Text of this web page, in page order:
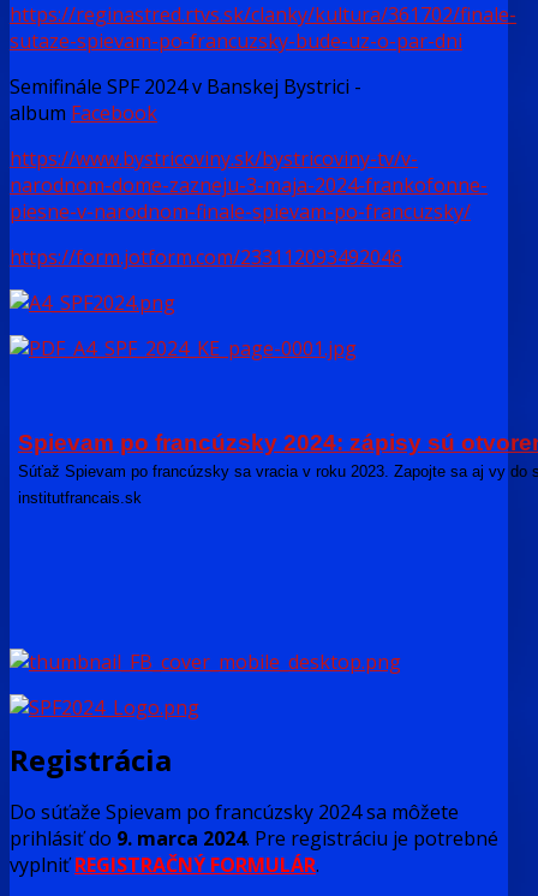
https://reginastred.rtvs.sk/clanky/kultura/361702/finale-
sutaze-spievam-po-francuzsky-bude-uz-o-par-dni
Semifinále SPF 2024 v Banskej Bystrici -
album Facebook
https://www.bystricoviny.sk/bystricoviny-tv/v-
narodnom-dome-zazneju-3-maja-2024-frankofonne-
piesne-v-narodnom-finale-spievam-po-francuzsky/
https://form.jotform.com/233112093492046
Spievam po francúzsky 2024: zápisy sú
Súťaž Spievam po francúzsky sa vracia v roku 2023. Zapojte sa aj vy
institutfrancais.sk
Registrácia
Do súťaže Spievam po francúzsky 2024 sa môžete
prihlásiť do 9. marca 2024. Pre registráciu je potrebné
vyplniťREGISTRAČNÝ FORMULÁR.